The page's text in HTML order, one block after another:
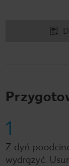
1
Z dyń
wydrążyć.